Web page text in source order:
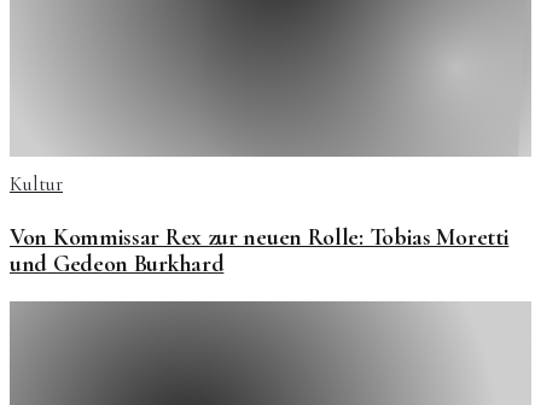
Kultur
Von Kommissar Rex zur neuen Rolle: Tobias Moretti
und Gedeon Burkhard